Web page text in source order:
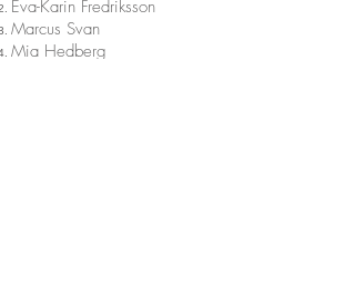
Eva-Karin Fredriksson
Marcus Svan
Mia Hedberg